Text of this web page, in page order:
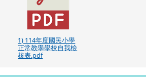
1) 114年度國民小學
正常教學學校自我檢
核表.pdf